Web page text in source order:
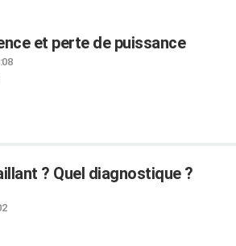
et perte de puissance
? Quel diagnostique ?